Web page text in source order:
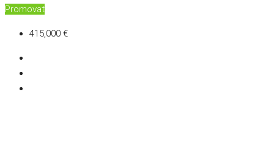
Promovat
415,000 €